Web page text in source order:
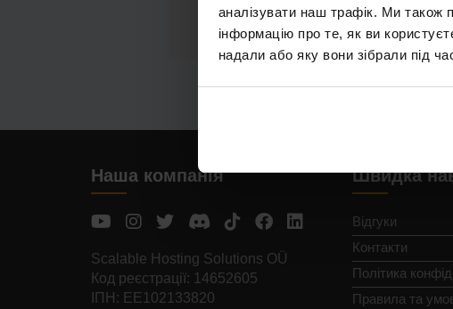
аналізувати наш трафік. Ми також
інформацію про те, як ви
надали або яку вони зібрали під
Наша компанія
Scalable Hosting Solutions OÜ
Код реєстрації: 14652605
ІПН: EE102133820
Швидка
Відгуки
Контакти
Політика
Правила та